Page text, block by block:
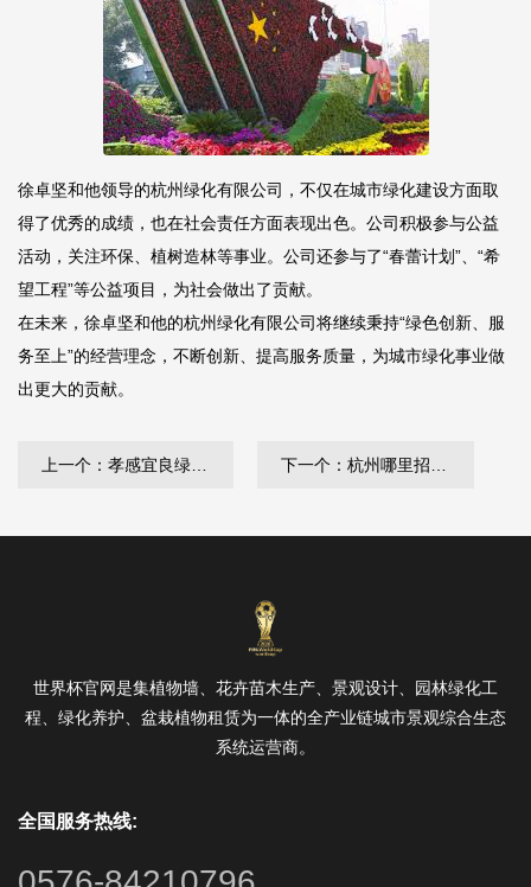
徐卓坚和他领导的杭州绿化有限公司，不仅在城市绿化建设方面取
得了优秀的成绩，也在社会责任方面表现出色。公司积极参与公益
活动，关注环保、植树造林等事业。公司还参与了“春蕾计划”、“希
望工程”等公益项目，为社会做出了贡献。
在未来，徐卓坚和他的杭州绿化有限公司将继续秉持“绿色创新、服
务至上”的经营理念，不断创新、提高服务质量，为城市绿化事业做
出更大的贡献。
世界杯官网是集植物墙、花卉苗木生产、景观设计、园林绿化工
程、绿化养护、盆栽植物租赁为一体的全产业链城市景观综合生态
系统运营商。
全国服务热线: